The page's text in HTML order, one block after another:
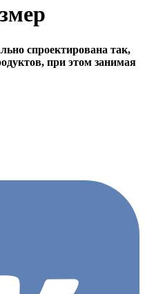
спроектирована так,
при этом занимая